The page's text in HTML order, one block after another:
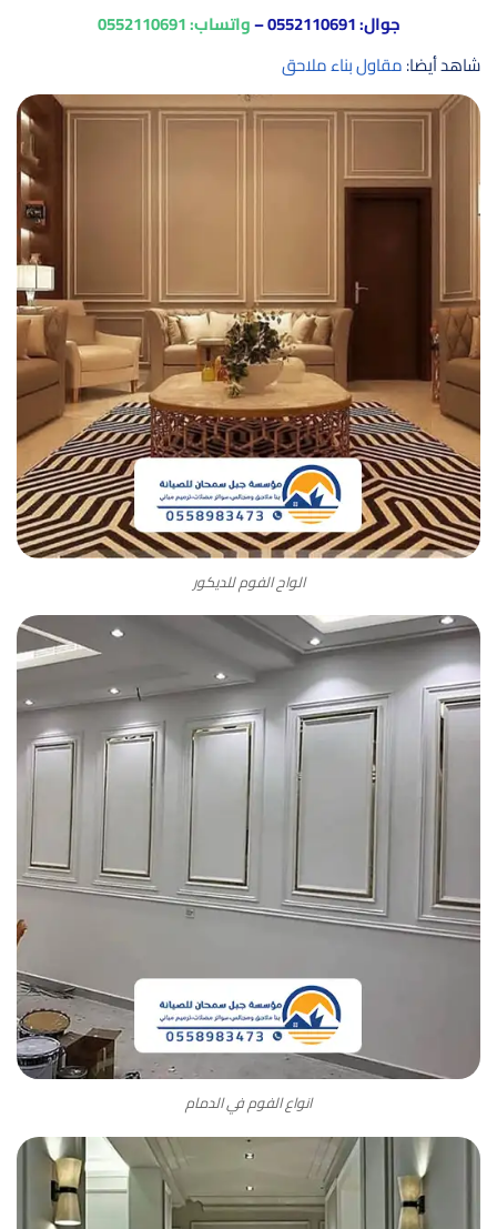
جوال:0552110691
–واتساب:0552110691
شاهد أيضا:مقاول بناء ملاحق
الواح الفوم للديكور
انواع الفوم في الدمام